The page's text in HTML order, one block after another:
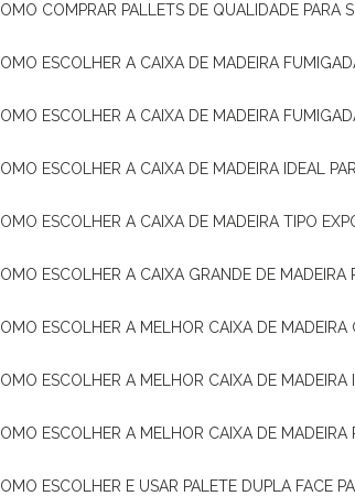
COMO COMPRAR PALLETS DE QUALIDADE PARA
COMO ESCOLHER A CAIXA DE MADEIRA
COMO ESCOLHER A CAIXA DE MADEIRA
COMO ESCOLHER A CAIXA DE MADEIRA IDEAL
COMO ESCOLHER A CAIXA DE MADEIRA TIPO
COMO ESCOLHER A CAIXA GRANDE DE MADEIRA
COMO ESCOLHER A MELHOR CAIXA DE
COMO ESCOLHER A MELHOR CAIXA DE
COMO ESCOLHER A MELHOR CAIXA DE MADEIRA
COMO ESCOLHER E USAR PALETE DUPLA FACE